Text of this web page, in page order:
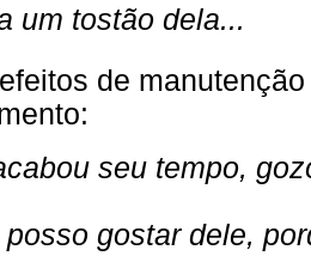
um tostão dela...
de
seu tempo,
posso gostar dele,